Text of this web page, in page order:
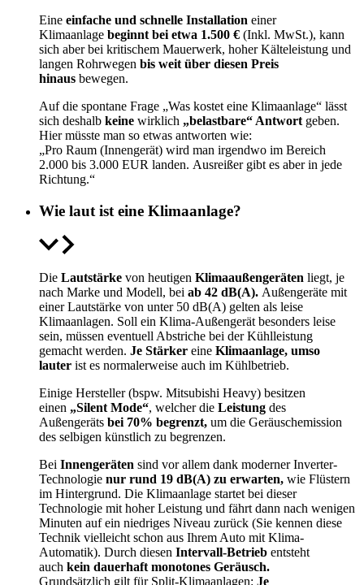
Eine einfache und schnelle Installation einer
Klimaanlage beginnt bei etwa 1.500 € (Inkl. MwSt.), kann
sich aber bei kritischem Mauerwerk, hoher Kälteleistung und
langen Rohrwegen bis weit über diesen Preis
hinaus bewegen.
Auf die spontane Frage „Was kostet eine Klimaanlage“ lässt
sich deshalb keine wirklich „belastbare“ Antwort geben.
Hier müsste man so etwas antworten wie:
„Pro Raum (Innengerät) wird man irgendwo im Bereich
2.000 bis 3.000 EUR landen. Ausreißer gibt es aber in jede
Richtung.“
Wie laut ist eine Klimaanlage?
Die Lautstärke von heutigen Klimaaußengeräten liegt, je
nach Marke und Modell, bei ab 42 dB(A). Außengeräte mit
einer Lautstärke von unter 50 dB(A) gelten als leise
Klimaanlagen. Soll ein Klima-Außengerät besonders leise
sein, müssen eventuell Abstriche bei der Kühlleistung
gemacht werden. Je Stärker eine Klimaanlage, umso
lauter ist es normalerweise auch im Kühlbetrieb.
Einige Hersteller (bspw. Mitsubishi Heavy) besitzen
einen „Silent Mode“, welcher die Leistung des
Außengeräts bei 70% begrenzt, um die Geräuschemission
des selbigen künstlich zu begrenzen.
Bei Innengeräten sind vor allem dank moderner Inverter-
Technologie nur rund 19 dB(A) zu erwarten, wie Flüstern
im Hintergrund. Die Klimaanlage startet bei dieser
Technologie mit hoher Leistung und fährt dann nach wenigen
Minuten auf ein niedriges Niveau zurück (Sie kennen diese
Technik vielleicht schon aus Ihrem Auto mit Klima-
Automatik). Durch diesen Intervall-Betrieb entsteht
auch kein dauerhaft monotones Geräusch.
Grundsätzlich gilt für Split-Klimaanlagen: Je